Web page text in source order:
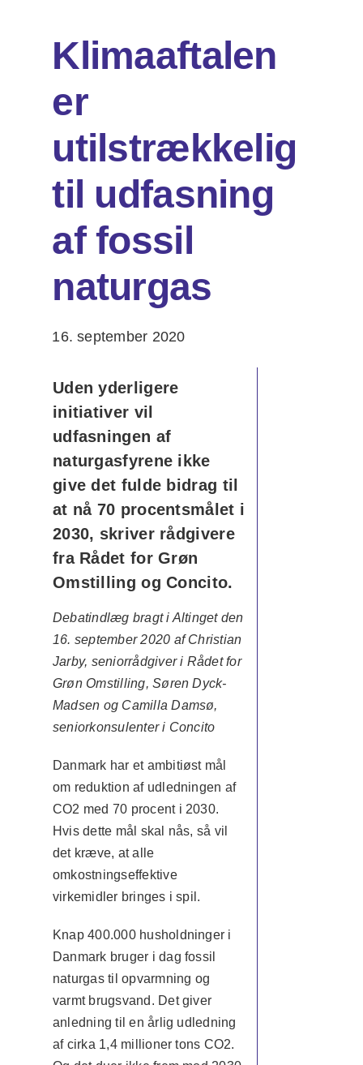
Om os
Klimaaftalen
er
utilstrækkelig
til udfasning
af fossil
naturgas
16. september 2020
Uden yderligere
initiativer vil
udfasningen af
naturgasfyrene ikke
give det fulde bidrag til
at nå 70 procentsmålet i
2030, skriver rådgivere
fra Rådet for Grøn
Omstilling og Concito.
Debatindlæg bragt i Altinget den
16. september 2020 af Christian
Jarby, seniorrådgiver i Rådet for
Grøn Omstilling, Søren Dyck-
Madsen og Camilla Damsø,
seniorkonsulenter i Concito
Danmark har et ambitiøst mål
om reduktion af udledningen af
CO2 med 70 procent i 2030.
Hvis dette mål skal nås, så vil
det kræve, at alle
omkostningseffektive
virkemidler bringes i spil.
Knap 400.000 husholdninger i
Danmark bruger i dag fossil
naturgas til opvarmning og
varmt brugsvand. Det giver
anledning til en årlig udledning
af cirka 1,4 millioner tons CO2.